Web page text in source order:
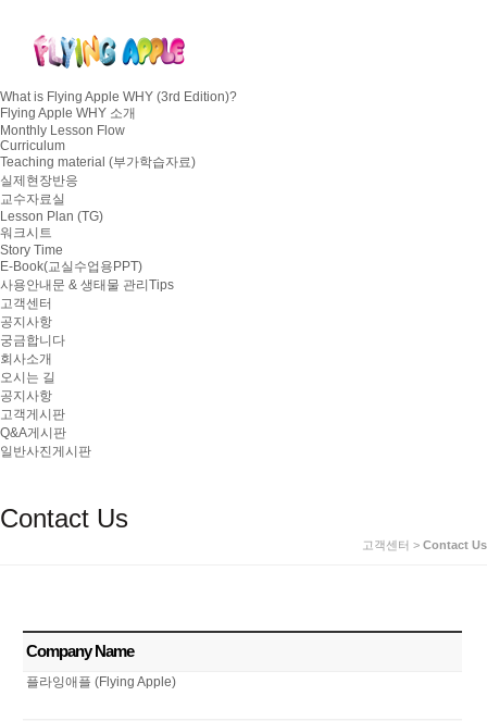
What is Flying Apple WHY (3rd Edition)?
Flying Apple WHY 소개
Monthly Lesson Flow
Curriculum
Teaching material (부가학습자료)
실제현장반응
교수자료실
Lesson Plan (TG)
워크시트
Story Time
E-Book(교실수업용PPT)
사용안내문 & 생태물 관리Tips
고객센터
공지사항
궁금합니다
회사소개
오시는 길
공지사항
고객게시판
Q&A게시판
일반사진게시판
Contact Us
고객센터 > Contact Us
Company Name
플라잉애플 (Flying Apple)